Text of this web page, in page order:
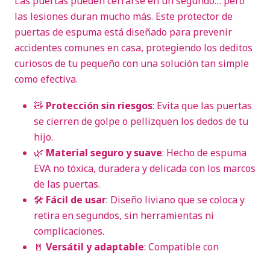
las lesiones duran mucho más. Este protector de
puertas de espuma está diseñado para prevenir
accidentes comunes en casa, protegiendo los deditos
curiosos de tu pequeño con una solución tan simple
como efectiva.
🧸 Protección sin riesgos: Evita que las puertas
se cierren de golpe o pellizquen los dedos de tu
hijo.
🌿 Material seguro y suave: Hecho de espuma
EVA no tóxica, duradera y delicada con los marcos
de las puertas.
🛠️ Fácil de usar: Diseño liviano que se coloca y
retira en segundos, sin herramientas ni
complicaciones.
🚪 Versátil y adaptable: Compatible con